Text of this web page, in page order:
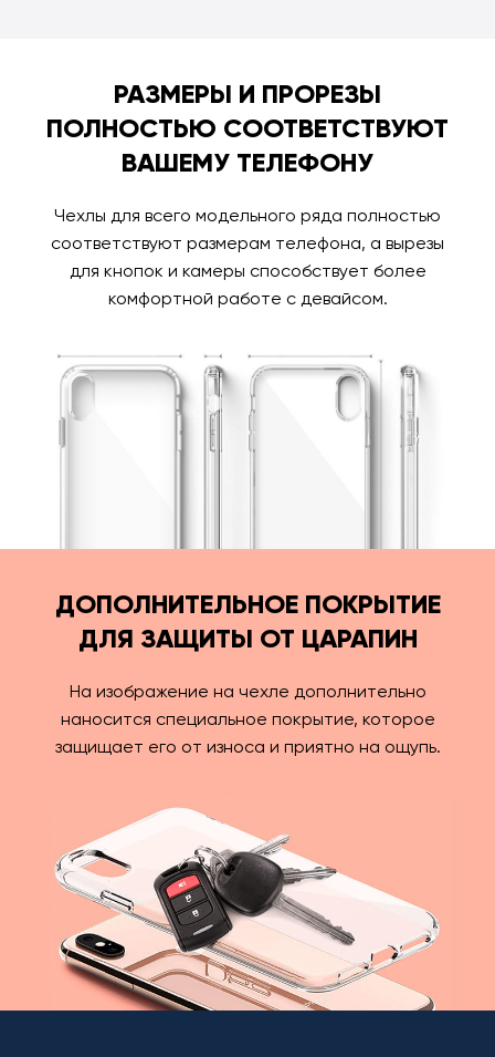
РАЗМЕРЫ И ПРОРЕЗЫ
ПОЛНОСТЬЮ СООТВЕТСТВУЮТ
ВАШЕМУ ТЕЛЕФОНУ
Чехлы для всего модельного ряда полностью
соответствуют размерам телефона, а вырезы
для кнопок и камеры способствует более
комфортной работе с девайсом.
ДОПОЛНИТЕЛЬНОЕ ПОКРЫТИЕ
ДЛЯ ЗАЩИТЫ ОТ ЦАРАПИН
На изображение на чехле дополнительно
наносится специальное покрытие, которое
защищает его от износа и приятно на ощупь.